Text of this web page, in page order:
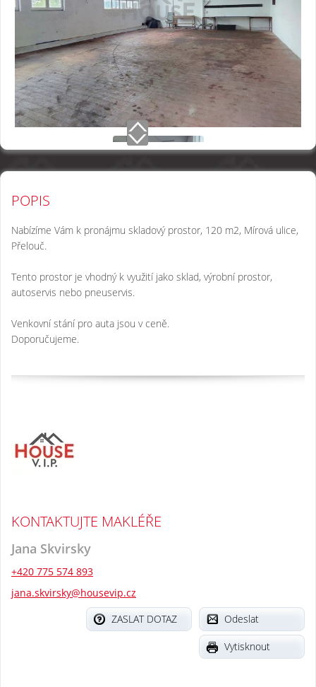
POPIS
Nabízíme Vám k pronájmu skladový prostor, 120 m2, Mírová ulice,
Přelouč.
Tento prostor je vhodný k využití jako sklad, výrobní prostor,
autoservis nebo pneuservis.
Venkovní stání pro auta jsou v ceně.
Doporučujeme.
KONTAKTUJTE MAKLÉŘE
Jana Skvirsky
+420 775 574 893
jana.skvirsky@housevip.cz
Odeslat
ZASLAT DOTAZ
Vytisknout